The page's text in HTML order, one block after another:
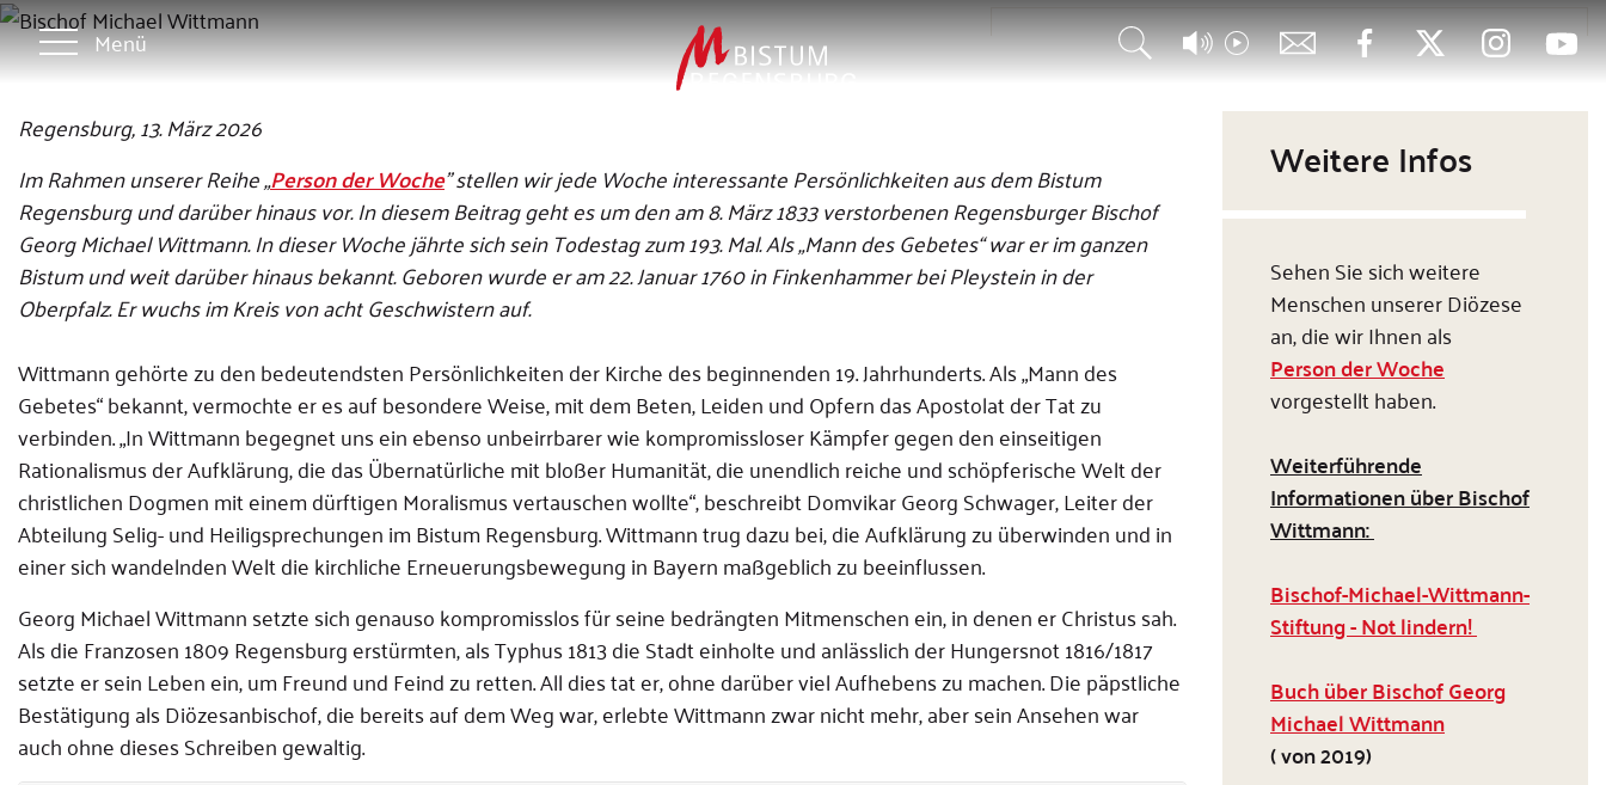
Menü Person der Woche: Bischof Georg Michael Wittmann
Einflussreicher Mann
des Gebets
Regensburg, 13. März 2026
Im Rahmen unserer Reihe „Person der Woche” stellen wir jede Woche interessante Persönlichkeiten aus dem Bistum
Regensburg und darüber hinaus vor. In diesem Beitrag geht es um den am 8. März 1833 verstorbenen Regensburger Bischof
Georg Michael Wittmann. In dieser Woche jährte sich sein Todestag zum 193. Mal. Als „Mann des Gebetes“ war er im ganzen
Bistum und weit darüber hinaus bekannt. Geboren wurde er am 22. Januar 1760 in Finkenhammer bei Pleystein in der
Oberpfalz. Er wuchs im Kreis von acht Geschwistern auf.
Wittmann gehörte zu den bedeutendsten Persönlichkeiten der Kirche des beginnenden 19. Jahrhunderts. Als „Mann des
Gebetes“ bekannt, vermochte er es auf besondere Weise, mit dem Beten, Leiden und Opfern das Apostolat der Tat zu
verbinden. „In Wittmann begegnet uns ein ebenso unbeirrbarer wie kompromissloser Kämpfer gegen den einseitigen
Rationalismus der Aufklärung, die das Übernatürliche mit bloßer Humanität, die unendlich reiche und schöpferische Welt der
christlichen Dogmen mit einem dürftigen Moralismus vertauschen wollte“, beschreibt Domvikar Georg Schwager, Leiter der
Abteilung Selig- und Heiligsprechungen im Bistum Regensburg. Wittmann trug dazu bei, die Aufklärung zu überwinden und in
einer sich wandelnden Welt die kirchliche Erneuerungsbewegung in Bayern maßgeblich zu beeinflussen.
Georg Michael Wittmann setzte sich genauso kompromisslos für seine bedrängten Mitmenschen ein, in denen er Christus sah.
Als die Franzosen 1809 Regensburg erstürmten, als Typhus 1813 die Stadt einholte und anlässlich der Hungersnot 1816/1817
setzte er sein Leben ein, um Freund und Feind zu retten. All dies tat er, ohne darüber viel Aufhebens zu machen. Die päpstliche
Bestätigung als Diözesanbischof, die bereits auf dem Weg war, erlebte Wittmann zwar nicht mehr, aber sein Ansehen war
auch ohne dieses Schreiben gewaltig.
Weitere Infos
Sehen Sie sich weitere
Menschen unserer Diözese
an, die wir Ihnen als
Person der Woche
vorgestellt haben.
Weiterführende
Informationen über Bischof
Wittmann:
Bischof-Michael-Wittmann-
Stiftung - Not lindern!
Buch über Bischof Georg
Michael Wittmann
( von 2019)